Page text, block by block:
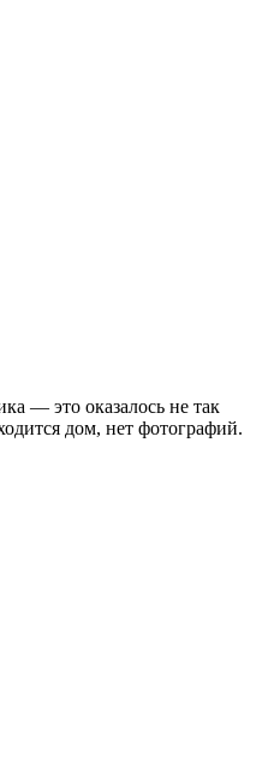
— это оказалось не так
дом, нет фотографий.